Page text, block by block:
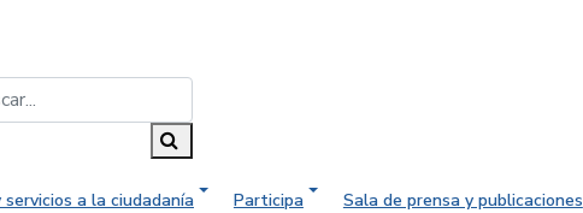
a la ciudadanía Participa Sala de prensa y publicaciones